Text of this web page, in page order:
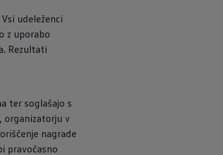
udeleženci
z uporabo
Rezultati
ter soglašajo s
organizatorju v
nagrade
pravočasno